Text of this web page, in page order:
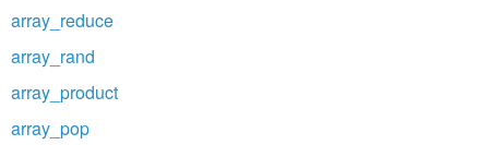
array_reduce
array_rand
array_product
array_pop